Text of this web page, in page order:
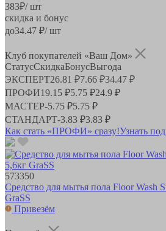
383₽/ шт
скидка и бонус
до34.47 ₽/ шт
Клуб покупателей «Ваш Дом»
СтатусСкидкаБонусВыгода
ЭКСПЕРТ26.81 ₽7.66 ₽34.47 ₽
ПРОФИ19.15 ₽5.75 ₽24.9 ₽
МАСТЕР-5.75 ₽5.75 ₽
СТАНДАРТ-3.83 ₽3.83 ₽
Как стать «ПРОФИ» сразу!Узнать
573350
Средство для мытья пола Flоor Wash
GraSS
Привезём